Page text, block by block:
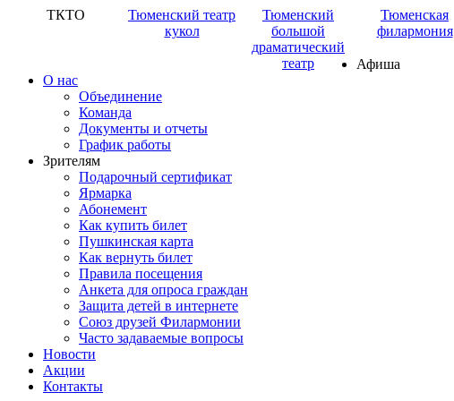
ТКТО
Тюменский театр
кукол
Тюменский
большой
драматический
театр
Тюменская
филармония
Афиша
О нас
Объединение
Команда
Документы и отчеты
График работы
Зрителям
Подарочный сертификат
Ярмарка
Абонемент
Как купить билет
Пушкинская карта
Как вернуть билет
Правила посещения
Анкета для опроса граждан
Защита детей в интернете
Союз друзей Филармонии
Часто задаваемые вопросы
Новости
Акции
Контакты